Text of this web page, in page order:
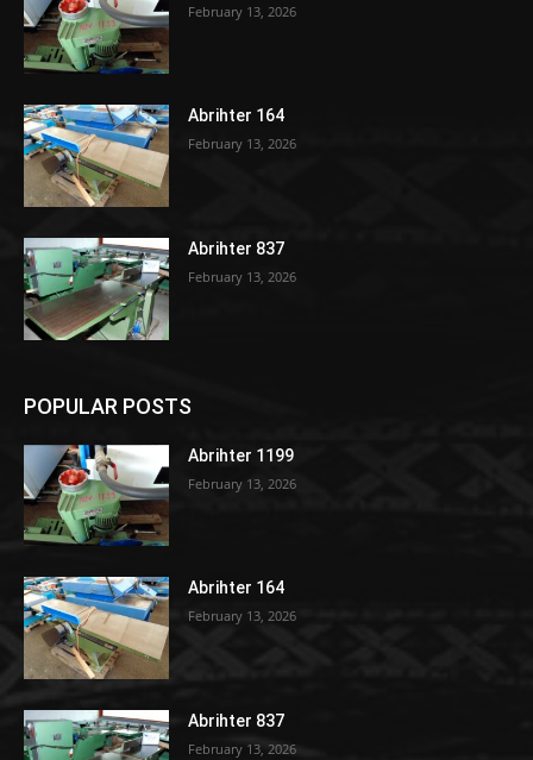
February 13, 2026
Abrihter 164
February 13, 2026
Abrihter 837
February 13, 2026
POPULAR POSTS
Abrihter 1199
February 13, 2026
Abrihter 164
February 13, 2026
Abrihter 837
February 13, 2026